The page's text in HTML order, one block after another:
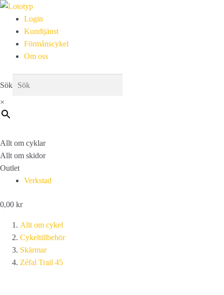
Login
Kundtjänst
Förmånscykel
Om oss
Sök
×
Allt om cyklar
Allt om skidor
Outlet
Verkstad
0,00 kr
Allt om cykel
Cykeltillbehör
Skärmar
Zéfal Trail 45